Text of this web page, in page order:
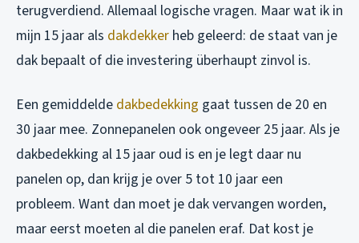
terugverdiend. Allemaal logische vragen. Maar wat ik in
mijn 15 jaar als dakdekker heb geleerd: de staat van je
dak bepaalt of die investering überhaupt zinvol is.
Een gemiddelde dakbedekking gaat tussen de 20 en
30 jaar mee. Zonnepanelen ook ongeveer 25 jaar. Als je
dakbedekking al 15 jaar oud is en je legt daar nu
panelen op, dan krijg je over 5 tot 10 jaar een
probleem. Want dan moet je dak vervangen worden,
maar eerst moeten al die panelen eraf. Dat kost je